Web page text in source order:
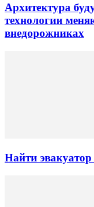
Архитектура
технологии
внедорожниках
Найти